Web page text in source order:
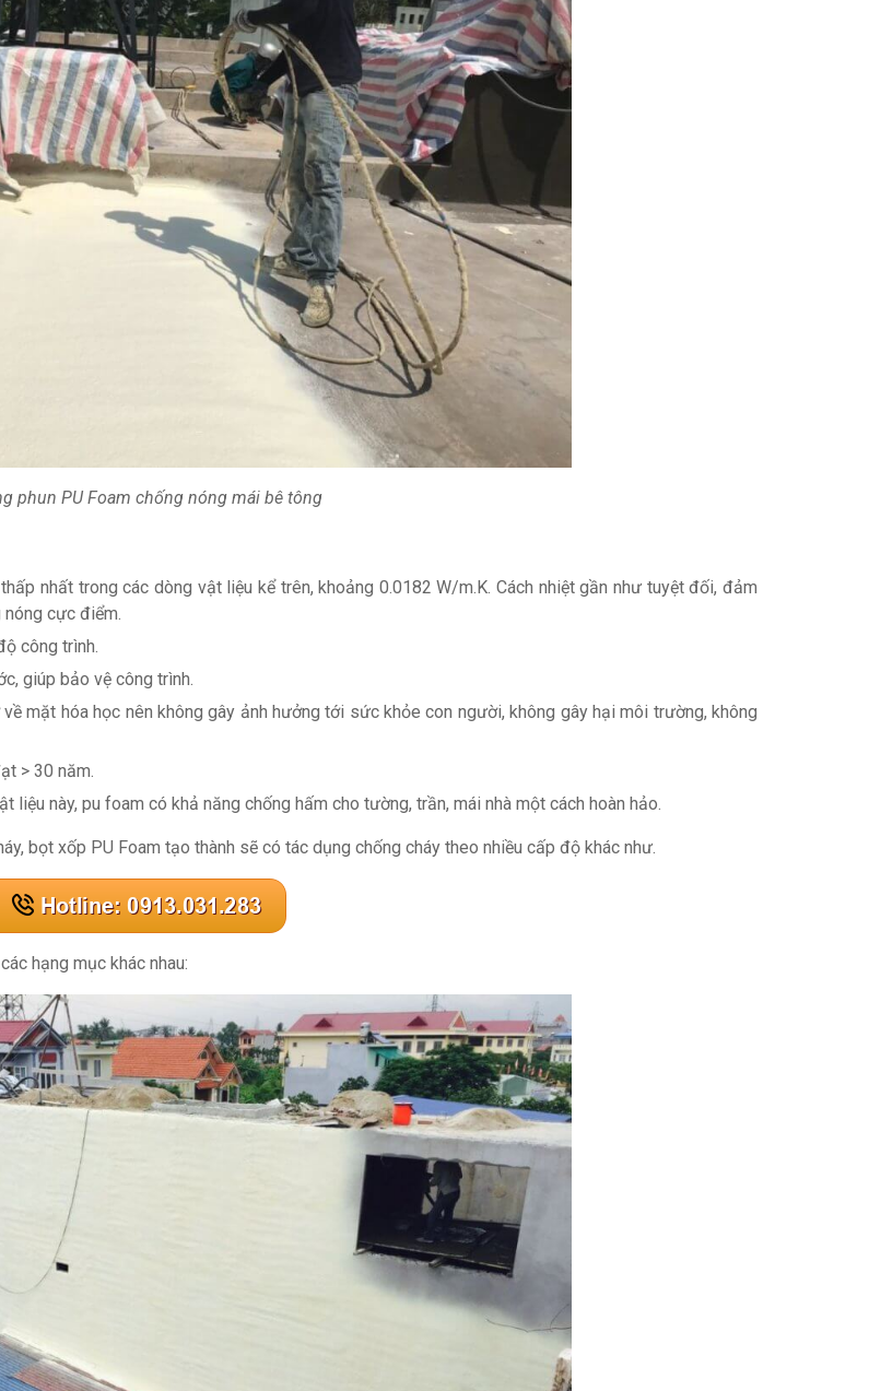
phun PU Foam chống nóng mái bê tông
nhất trong các dòng vật liệu kể trên, khoảng 0.0182 W/m.K. Cách nhiệt gần như tuyệt đối, đảm
cực điểm.
công trình.
giúp bảo vệ công trình.
mặt hóa học nên không gây ảnh hưởng tới sức khỏe con người, không gây hại môi trường, không
> 30 năm.
liệu này, pu foam có khả năng chống hấm cho tường, trần, mái nhà một cách hoàn hảo.
bọt xốp PU Foam tạo thành sẽ có tác dụng chống cháy theo nhiều cấp độ khác như.
hạng mục khác nhau: